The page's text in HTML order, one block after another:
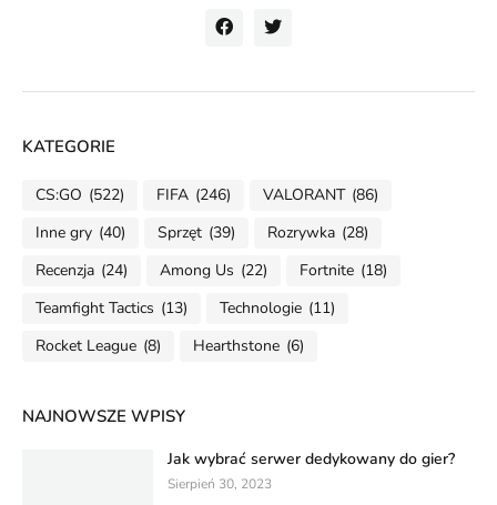
KATEGORIE
CS:GO (522) FIFA (246) VALORANT (86)
Inne gry (40) Sprzęt (39) Rozrywka (28)
Recenzja (24) Among Us (22) Fortnite (18)
Teamfight Tactics (13) Technologie (11)
Rocket League (8) Hearthstone (6)
NAJNOWSZE WPISY
Jak wybrać serwer dedykowany do gier?
Sierpień 30, 2023